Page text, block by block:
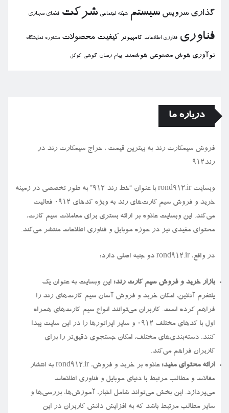
گذاری سرویس سیستم شبكه اجتماعی شركت فضای مجازی
فناوری فناوری اطلاعات كامپیوتر كیفیت محصولات مشاوره نمایشگاه
نوآوری هوش مصنوعی هوشمند پیام رسان گوشی گوگل
درباره ما
فروش سیمكارت رند به بهترین قیمت ، حراج سیمكارت رند در
رند912
وبسایت rond912.ir با عنوان “خط رند ۹۱۲” به طور تخصصی در زمینه
خرید و فروش سیم کارت‌های رند به ویژه کدهای ۰۹۱۲ فعالیت
می‌کند. این وبسایت علاوه بر ارائه بستری برای معاملات سیم کارت،
محتوای مفیدی نیز در حوزه موبایل و فناوری اطلاعات منتشر می‌کند.
در واقع، rond912.ir دو جنبه اصلی دارد:
بازار خرید و فروش سیم کارت رند: این وبسایت به عنوان یک
پلتفرم آنلاین، امکان خرید و فروش آسان سیم کارت‌های رند را
فراهم کرده است. کاربران می‌توانند انواع سیم کارت‌های همراه
اول با کدهای مختلف ۰۹۱۲ و سایر اپراتورها را در این سایت پیدا
کنند. دسته‌بندی‌های مختلف، امکان جستجوی دقیق‌تر را برای
کاربران فراهم می‌کند.
ارائه محتوای مفید:
علاوه بر خرید و فروش، rond912.ir به انتشار
مقالات و مطالب مرتبط با دنیای موبایل و فناوری اطلاعات
می‌پردازد. این بخش می‌تواند شامل اخبار، آموزش‌ها، بررسی‌ها و
سایر مطالب مرتبط باشد که به افزایش دانش کاربران در این